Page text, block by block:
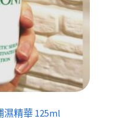
濕精華 125ml